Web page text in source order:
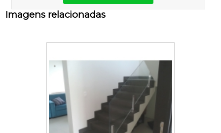
Imagens relacionadas